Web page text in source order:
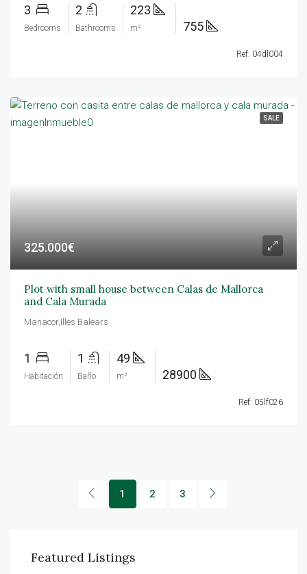
3
Bedrooms
2
Bathrooms
223
m² 755
Ref: 04dl004
SALE
325.000€
Plot with small house between Calas de Mallorca
and Cala Murada
Manacor,Illes Balears
1
Habitación
1
Baño
49
m² 28900
Ref: 05lf026
1 2 3
Featured Listings